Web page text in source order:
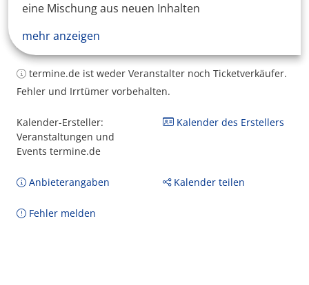
eine Mischung aus neuen Inhalten
mehr anzeigen
termine.de ist weder Veranstalter noch Ticketverkäufer.
Fehler und Irrtümer vorbehalten.
Kalender-Ersteller:
Veranstaltungen und
Events termine.de
Kalender des Erstellers
Anbieterangaben Kalender teilen
Fehler melden